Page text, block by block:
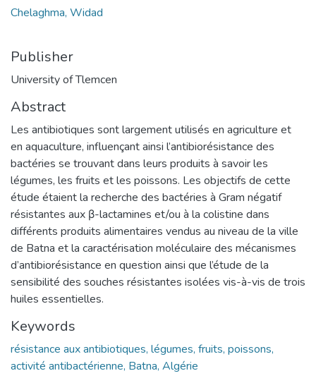
Chelaghma, Widad
Publisher
University of Tlemcen
Abstract
Les antibiotiques sont largement utilisés en agriculture et
en aquaculture, influençant ainsi l’antibiorésistance des
bactéries se trouvant dans leurs produits à savoir les
légumes, les fruits et les poissons. Les objectifs de cette
étude étaient la recherche des bactéries à Gram négatif
résistantes aux β-lactamines et/ou à la colistine dans
différents produits alimentaires vendus au niveau de la ville
de Batna et la caractérisation moléculaire des mécanismes
d’antibiorésistance en question ainsi que l’étude de la
sensibilité des souches résistantes isolées vis-à-vis de trois
huiles essentielles.
Keywords
résistance aux antibiotiques, légumes, fruits, poissons,
activité antibactérienne, Batna, Algérie